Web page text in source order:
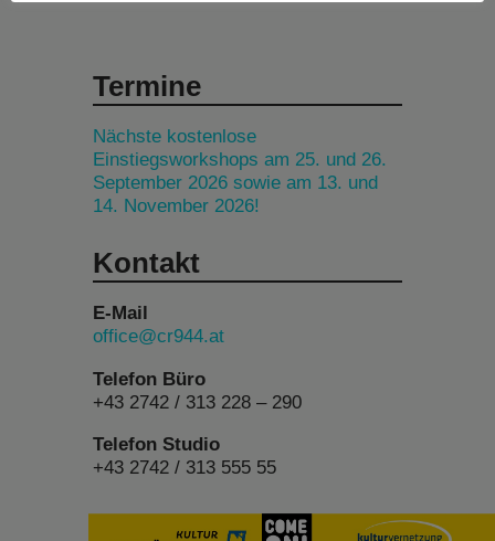
Termine
Nächste kostenlose
Einstiegsworkshops am 25. und 26.
September 2026 sowie am 13. und
14. November 2026!
Kontakt
E-Mail
office@cr944.at
Telefon Büro
+43 2742 / 313 228 – 290
Telefon Studio
+43 2742 / 313 555 55